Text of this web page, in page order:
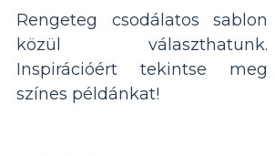
Rengeteg csodálatos sablon
közül választhatunk.
Inspirációért tekintse meg
színes példánkat!